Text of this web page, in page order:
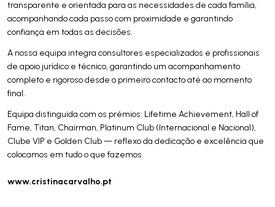
transparente e orientada para as necessidades de cada família,
acompanhando cada passo com proximidade e garantindo
confiança em todas as decisões.
A nossa equipa integra consultores especializados e profissionais
de apoio jurídico e técnico, garantindo um acompanhamento
completo e rigoroso desde o primeiro contacto até ao momento
final.
Equipa distinguida com os prémios: Lifetime Achievement, Hall of
Fame, Titan, Chairman, Platinum Club (Internacional e Nacional),
Clube VIP e Golden Club — reflexo da dedicação e excelência que
colocamos em tudo o que fazemos.
www.cristinacarvalho.pt